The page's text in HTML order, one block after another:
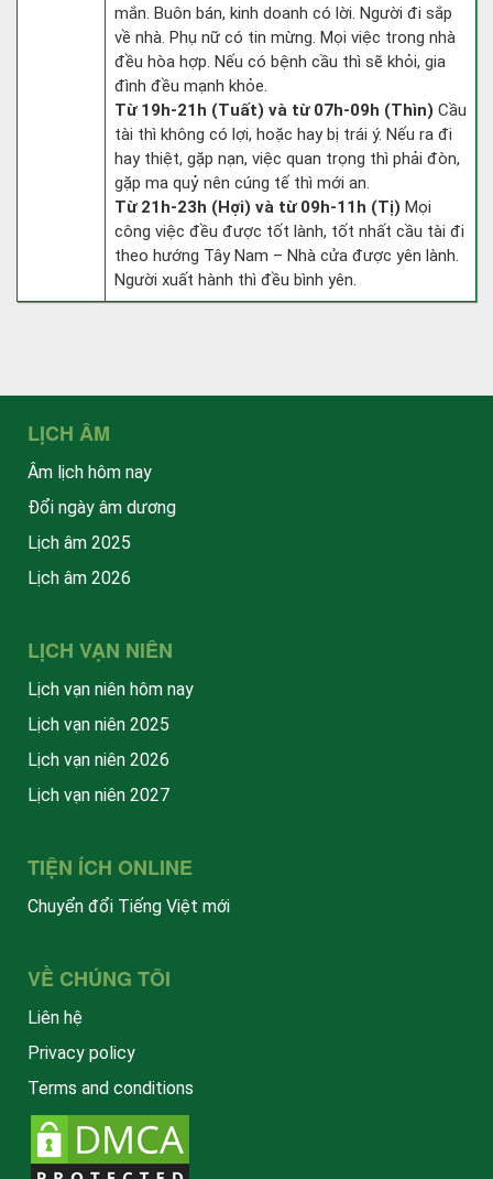
mắn. Buôn bán, kinh doanh có lời. Người đi sắp
về nhà. Phụ nữ có tin mừng. Mọi việc trong nhà
đều hòa hợp. Nếu có bệnh cầu thì sẽ khỏi, gia
đình đều mạnh khỏe.
Từ 19h-21h (Tuất) và từ 07h-09h (Thìn) Cầu
tài thì không có lợi, hoặc hay bị trái ý. Nếu ra đi
hay thiệt, gặp nạn, việc quan trọng thì phải đòn,
gặp ma quỷ nên cúng tế thì mới an.
Từ 21h-23h (Hợi) và từ 09h-11h (Tị) Mọi
công việc đều được tốt lành, tốt nhất cầu tài đi
theo hướng Tây Nam – Nhà cửa được yên lành.
Người xuất hành thì đều bình yên.
LỊCH ÂM
Âm lịch hôm nay
Đổi ngày âm dương
Lịch âm 2025
Lịch âm 2026
LỊCH VẠN NIÊN
Lịch vạn niên hôm nay
Lịch vạn niên 2025
Lịch vạn niên 2026
Lịch vạn niên 2027
TIỆN ÍCH ONLINE
Chuyển đổi Tiếng Việt mới
VỀ CHÚNG TÔI
Liên hệ
Privacy policy
Terms and conditions